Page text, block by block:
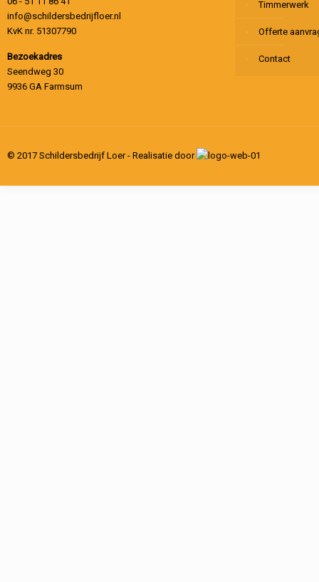
info@schildersbedrijfloer.nl
KvK nr. 51307790
Bezoekadres
Seendweg 30
9936 GA Farmsum
Timmerwerk
Offerte
Contact
© 2017 Schildersbedrijf Loer - Realisatie door